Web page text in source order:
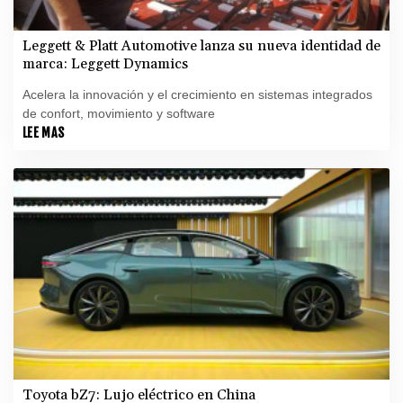
Leggett & Platt Automotive lanza su nueva identidad de
marca: Leggett Dynamics
Acelera la innovación y el crecimiento en sistemas integrados
de confort, movimiento y software
LEE MAS
Toyota bZ7: Lujo eléctrico en China